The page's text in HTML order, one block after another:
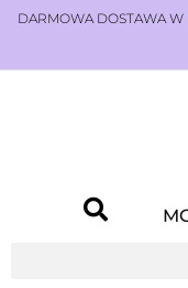
DARMOWA DOSTAWA